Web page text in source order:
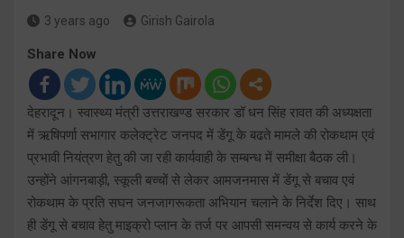
3 years ago Girish Gairola
Share Now
देहरादून। स्वास्थ्य मंत्री उत्तराखण्ड सरकार डॉ धन सिंह रावत की अध्यक्षता
में ऋषिपर्णा सभागार कलेक्ट्रेट जनपद में डेंगू के बढते मामले की रोकथाम एवं
प्रभावी नियंत्रण हेतु की जा रही कार्यवाही के सम्बन्ध में समीक्षा बैठक ली।
उन्होंने आंगनबाड़ी, स्कूली बच्चों से लेकर आमजनमास में डेंगू से बचाव एवं
रोकथाम के प्रति सघन जनजागरूकता अभियान चलाने के निर्देश दिए। साथ
ही डेंगू से बचाव हेतु माइक्रो प्लान के तर्ज पर आपसी समन्वय से कार्य करने के